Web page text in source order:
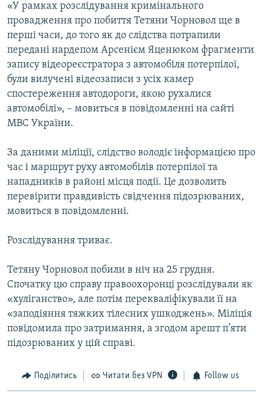
«У рамках розслідування кримінального
провадження про побиття Тетяни Чорновол ще в
перші часи, до того як до слідства потрапили
передані нардепом Арсенієм Яценюком фрагменти
запису відеореєстратора з автомобіля потерпілої,
були вилучені відеозаписи з усіх камер
спостереження автодороги, якою рухалися
автомобілі», – мовиться в повідомленні на сайті
МВС України.
За даними міліції, слідство володіє інформацією про
час і маршрут руху автомобілів потерпілої та
нападників в районі місця події. Це дозволить
перевірити правдивість свідчення підозрюваних,
мовиться в повідомленні.
Розслідування триває.
Тетяну Чорновол побили в ніч на 25 грудня.
Спочатку цю справу правоохоронці розслідували як
«хуліганство», але потім перекваліфікували її на
«заподіяння тяжких тілесних ушкоджень». Міліція
повідомила про затримання, а згодом арешт п’яти
підозрюваних у цій справі.
Поділитись Читати без VPN Follow us